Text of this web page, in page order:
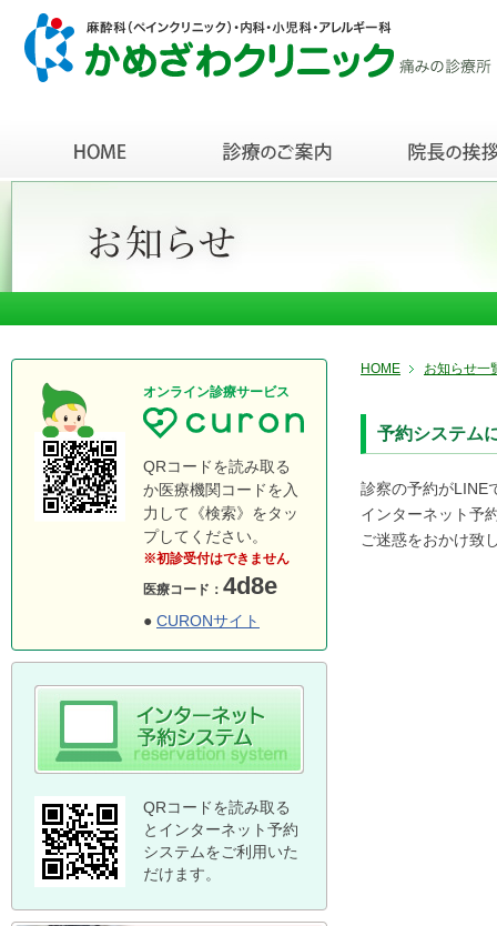
HOME お知らせ一
予約システム
診察の予約がLINE
インターネット予
ご迷惑をおかけ致
オンライン診療サービス
QRコードを読み取る
か医療機関コードを入
力して《検索》をタッ
プしてください。
※初診受付はできません
医療コード： 4d8e
● CURONサイト
QRコードを読み取る
とインターネット予約
システムをご利用いた
だけます。